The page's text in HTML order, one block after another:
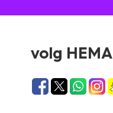
volg HEMA